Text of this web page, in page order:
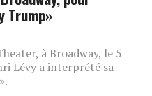
Trump»
à Broadway, le 5
Lévy a interprété sa